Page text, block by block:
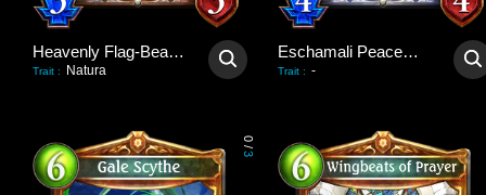
Heavenly Flag-Bearer
Trait : Natura
Eschamali Peacemaker
Trait : -
0
/
3